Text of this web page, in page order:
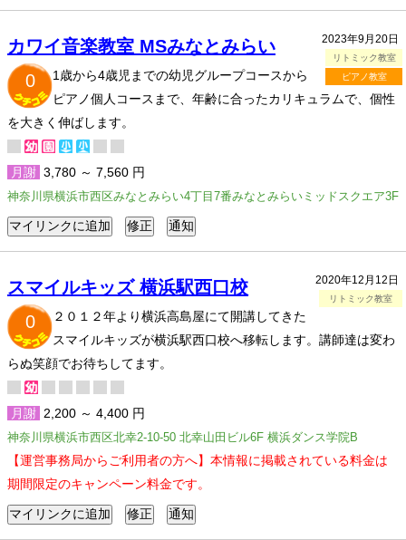
2023年9月20日
リトミック教室
ピアノ教室
カワイ音楽教室 MSみなとみらい
0
1歳から4歳児までの幼児グループコースから
ピアノ個人コースまで、年齢に合ったカリキュラムで、個性
を大きく伸ばします。
月謝 3,780 ～ 7,560 円
神奈川県横浜市西区みなとみらい4丁目7番みなとみらいミッドスクエア3F
2020年12月12日
リトミック教室
スマイルキッズ 横浜駅西口校
0
２０１２年より横浜高島屋にて開講してきた
スマイルキッズが横浜駅西口校へ移転します。講師達は変わ
らぬ笑顔でお待ちしてます。
月謝 2,200 ～ 4,400 円
神奈川県横浜市西区北幸2-10-50 北幸山田ビル6F 横浜ダンス学院B
【運営事務局からご利用者の方へ】本情報に掲載されている料金は
期間限定のキャンペーン料金です。